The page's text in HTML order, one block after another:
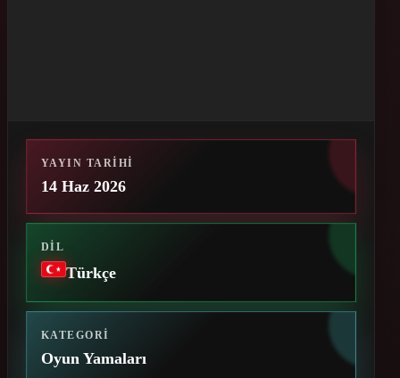
YAYIN TARIHI
14 Haz 2026
DIL
Türkçe
KATEGORI
Oyun Yamaları